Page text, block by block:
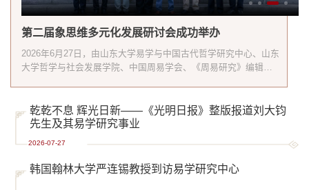
第二届象思维多元化发展研讨会成功举办
2026年6月27日，由山东大学易学与中国古代哲学研究中心、山东
大学哲学与社会发展学院、中国周易学会、《周易研究》编辑部
学、南昌大学、华东师范大学、湖北汽车工业学院等高校三十余
名学者参加了本次会议。开幕式由山东大学易学与中国古代哲学
乾乾不息 辉光日新——《光明日报》整版报道刘大钧
先生及其易学研究事业
2026-07-27
韩国翰林大学严连锡教授到访易学研究中心